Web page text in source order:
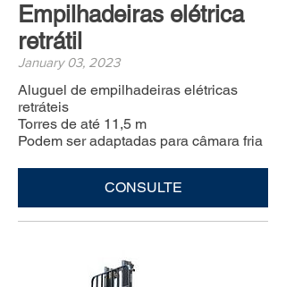
Empilhadeiras elétrica
retrátil
January 03, 2023
Aluguel de empilhadeiras elétricas
retráteis
Torres de até 11,5 m
Podem ser adaptadas para câmara fria
CONSULTE